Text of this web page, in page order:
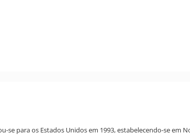
para os Estados Unidos em 1993, estabelecendo-se em